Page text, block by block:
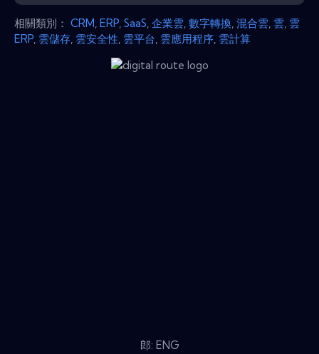
相關類別： CRM ERP SaaS 企業雲 數字轉換 混合雲 雲 雲
ERP 雲儲存 雲安全性 雲平台 雲應用程序 雲計算
郎: ENG